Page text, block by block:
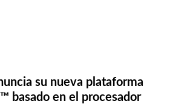
su nueva plataforma
basado en el procesador